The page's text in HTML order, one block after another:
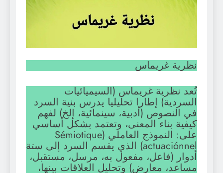
نظرية غريماس
تُعد نظرية غريماس (السيميائيات
السردية) إطارا تحليليا يدرس بنية السرد
في النصوص (أدبية، سينمائية، إلخ) لفهم
كيفية بناء المعنى، وتعتمد بشكل أساسي
على: النموذج العاملي (Sémiotique
actuaciónnel) الذي يقسم السرد إلى ستة
أدوار (فاعل، مفعول به، مرسل، مستقبل،
مساعد، معارض) وتحليل العلاقات بينها،